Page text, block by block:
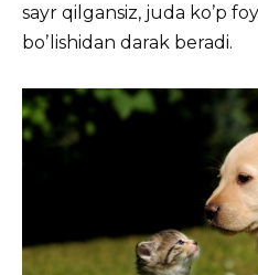
sayr qilgansiz, juda koʼp
boʼlishidan darak beradi.